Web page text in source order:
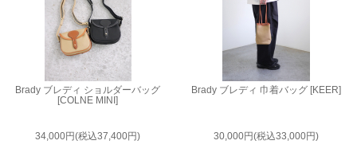
Brady ブレディ ショルダーバッグ
[COLNE MINI]
34,000円(税込37,400円)
Brady ブレディ 巾着バッグ [KEER]
30,000円(税込33,000円)